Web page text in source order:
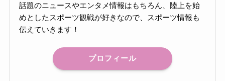
話題のニュースやエンタメ情報はもちろん、陸上を始
めとしたスポーツ観戦が好きなので、スポーツ情報も
伝えていきます！
プロフィール